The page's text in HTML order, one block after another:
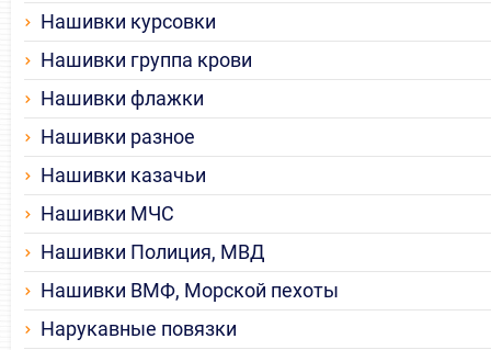
Нашивки курсовки
Нашивки группа крови
Нашивки флажки
Нашивки разное
Нашивки казачьи
Нашивки МЧС
Нашивки Полиция, МВД
Нашивки ВМФ, Морской пехоты
Нарукавные повязки